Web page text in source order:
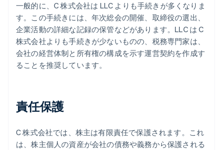
一般的に、C 株式会社は LLC よりも手続きが多くなりま
す。この手続きには、年次総会の開催、取締役の選出、
企業活動の詳細な記録の保管などがあります。LLC は C
株式会社よりも手続きが少ないものの、税務専門家は、
会社の経営体制と所有権の構成を示す運営契約を作成す
ることを推奨しています。
責任保護
C 株式会社では、株主は有限責任で保護されます。これ
は、株主個人の資産が会社の債務や義務から保護される